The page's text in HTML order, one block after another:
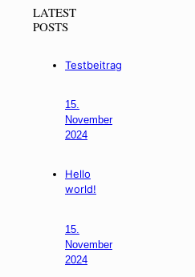
LATEST
POSTS
Testbeitrag
15.
November
2024
Hello
world!
15.
November
2024